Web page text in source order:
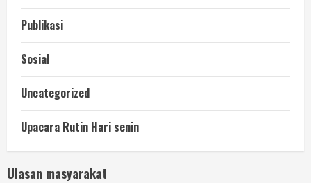
Publikasi
Sosial
Uncategorized
Upacara Rutin Hari senin
Ulasan masyarakat